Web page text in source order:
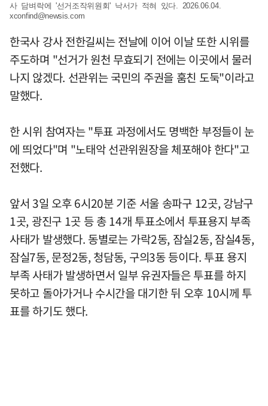
사 담벼락에 '선거조작위원회' 낙서가 적혀 있다. 2026.06.04.
xconfind@newsis.com
한국사 강사 전한길씨는 전날에 이어 이날 또한 시위를
주도하며 "선거가 원천 무효되기 전에는 이곳에서 물러
나지 않겠다. 선관위는 국민의 주권을 훔친 도둑"이라고
말했다.
한 시위 참여자는 "투표 과정에서도 명백한 부정들이 눈
에 띄었다"며 "노태악 선관위원장을 체포해야 한다"고
전했다.
앞서 3일 오후 6시20분 기준 서울 송파구 12곳, 강남구
1곳, 광진구 1곳 등 총 14개 투표소에서 투표용지 부족
사태가 발생했다. 동별로는 가락2동, 잠실2동, 잠실4동,
잠실7동, 문정2동, 청담동, 구의3동 등이다. 투표 용지
부족 사태가 발생하면서 일부 유권자들은 투표를 하지
못하고 돌아가거나 수시간을 대기한 뒤 오후 10시께 투
표를 하기도 했다.